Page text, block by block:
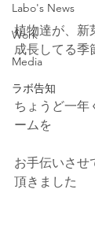
Labo's News
Work
Media
ラボ告知
植物達が、新
成長してる季
ちょうど一年
ームを
お手伝いさせ
頂きました